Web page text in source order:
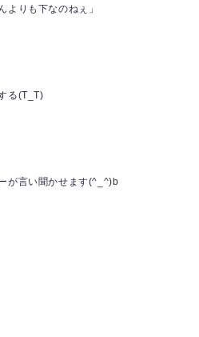
よりも下なのねぇ」
る(T_T)
が言い聞かせます(^_^)b